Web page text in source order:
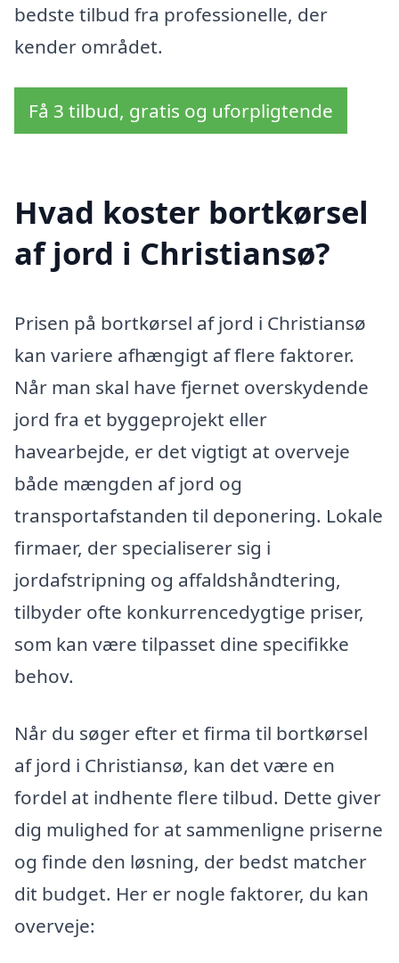
bedste tilbud fra professionelle, der
kender området.
Få 3 tilbud, gratis og uforpligtende
Hvad koster bortkørsel
af jord i Christiansø?
Prisen på bortkørsel af jord i Christiansø
kan variere afhængigt af flere faktorer.
Når man skal have fjernet overskydende
jord fra et byggeprojekt eller
havearbejde, er det vigtigt at overveje
både mængden af jord og
transportafstanden til deponering. Lokale
firmaer, der specialiserer sig i
jordafstripning og affaldshåndtering,
tilbyder ofte konkurrencedygtige priser,
som kan være tilpasset dine specifikke
behov.
Når du søger efter et firma til bortkørsel
af jord i Christiansø, kan det være en
fordel at indhente flere tilbud. Dette giver
dig mulighed for at sammenligne priserne
og finde den løsning, der bedst matcher
dit budget. Her er nogle faktorer, du kan
overveje: